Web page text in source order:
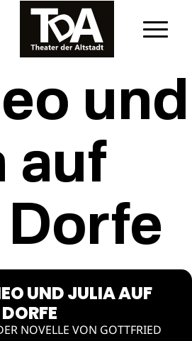
und
auf
UND JULIA AUF
NOVELLE VON GOTTFRIED